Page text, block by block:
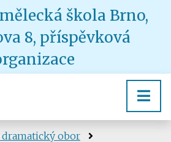
škola Brno,
8, příspěvková
obor